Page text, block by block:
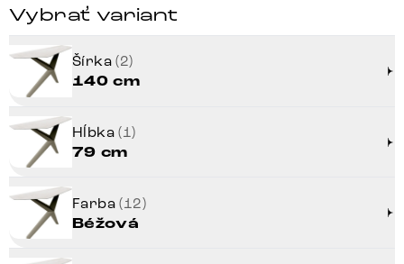
Vybrať variant
Šírka(2)
140 cm
Hĺbka(1)
79 cm
Farba(12)
Béžová